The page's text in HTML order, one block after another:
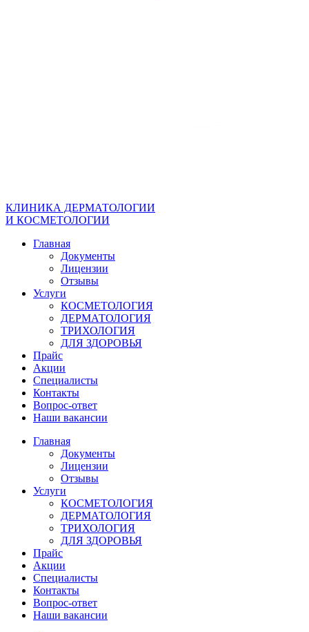
КЛИНИКА ДЕРМАТОЛОГИИ
И КОСМЕТОЛОГИИ
Главная
Документы
Лицензии
Отзывы
Услуги
КОСМЕТОЛОГИЯ
ДЕРМАТОЛОГИЯ
ТРИХОЛОГИЯ
ДЛЯ ЗДОРОВЬЯ
Прайс
Акции
Специалисты
Контакты
Вопрос-ответ
Наши вакансии
Главная
Документы
Лицензии
Отзывы
Услуги
КОСМЕТОЛОГИЯ
ДЕРМАТОЛОГИЯ
ТРИХОЛОГИЯ
ДЛЯ ЗДОРОВЬЯ
Прайс
Акции
Специалисты
Контакты
Вопрос-ответ
Наши вакансии